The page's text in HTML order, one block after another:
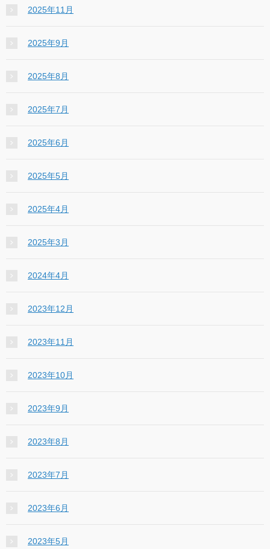
2025年11月
2025年9月
2025年8月
2025年7月
2025年6月
2025年5月
2025年4月
2025年3月
2024年4月
2023年12月
2023年11月
2023年10月
2023年9月
2023年8月
2023年7月
2023年6月
2023年5月